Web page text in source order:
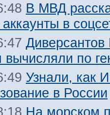
В МВД
в
по
Узнали, как
в России
На морском